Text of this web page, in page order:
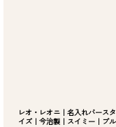
レオ・レオニ｜名入れバース
イズ｜今治製｜スイミー｜ブ